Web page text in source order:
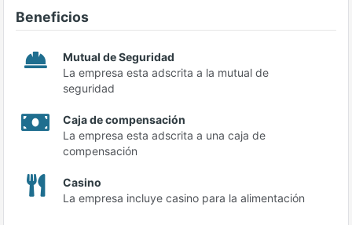
Beneficios
Mutual de Seguridad
La empresa esta adscrita a la mutual de
seguridad
Caja de compensación
La empresa esta adscrita a una caja de
compensación
Casino
La empresa incluye casino para la alimentación